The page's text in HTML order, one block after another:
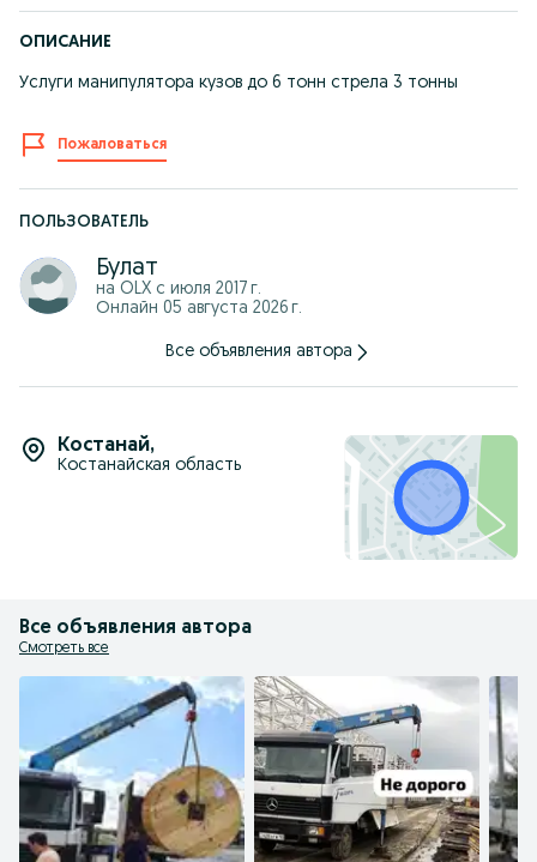
ОПИСАНИЕ
Услуги манипулятора кузов до 6 тонн стрела 3 тонны
Пожаловаться
ПОЛЬЗОВАТЕЛЬ
Булат
на OLX с июля 2017 г.
Онлайн 05 августа 2026 г.
Все объявления автора
Костанай,
Костанайская область
Все объявления автора
Смотреть все